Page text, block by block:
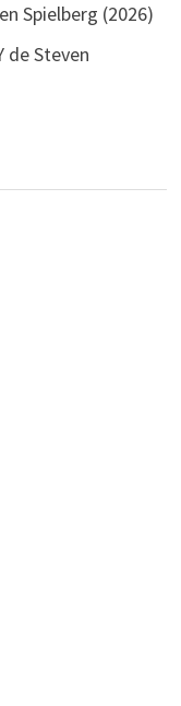
Spielberg (2026)
de Steven